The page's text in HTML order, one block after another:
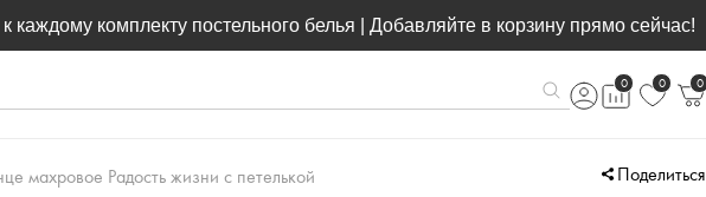
каждому комплекту постельного белья | Добавляйте в корзину прямо сейчас!
0 0 0
махровое Радость жизни с петелькой Поделиться